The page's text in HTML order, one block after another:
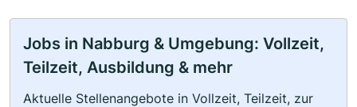
Jobs in Nabburg & Umgebung: Vollzeit,
Teilzeit, Ausbildung & mehr
Aktuelle Stellenangebote in Vollzeit, Teilzeit, zur